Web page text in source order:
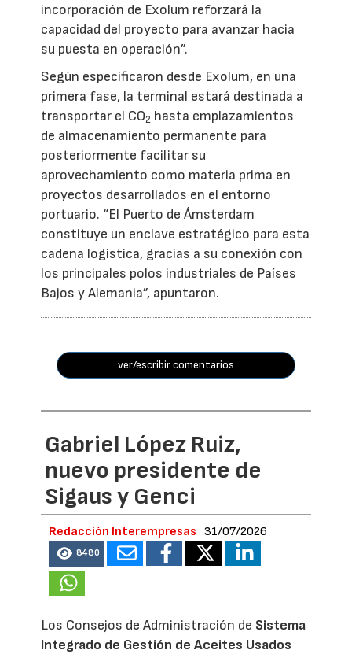
incorporación de Exolum reforzará la
capacidad del proyecto para avanzar hacia
su puesta en operación”.
Según especificaron desde Exolum, en una
primera fase, la terminal estará destinada a
transportar el CO2 hasta emplazamientos
de almacenamiento permanente para
posteriormente facilitar su
aprovechamiento como materia prima en
proyectos desarrollados en el entorno
portuario. “El Puerto de Ámsterdam
constituye un enclave estratégico para esta
cadena logística, gracias a su conexión con
los principales polos industriales de Países
Bajos y Alemania”, apuntaron.
ver/escribir comentarios
Gabriel López Ruiz,
nuevo presidente de
Sigaus y Genci
Redacción Interempresas 31/07/2026
8480
Los Consejos de Administración de Sistema
Integrado de Gestión de Aceites Usados